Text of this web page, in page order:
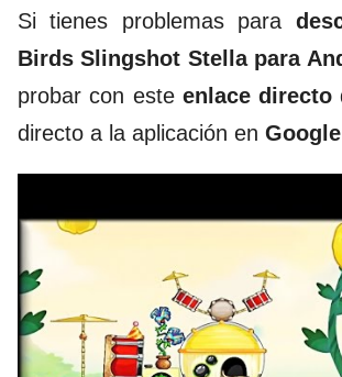
Si tienes problemas para
Birds Slingshot Stella para
probar con este enlace directo
directo a la aplicación en